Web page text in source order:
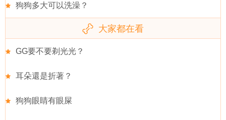
狗狗多大可以洗澡？
大家都在看
GG要不要剃光光？
耳朵還是折著？
狗狗眼睛有眼屎